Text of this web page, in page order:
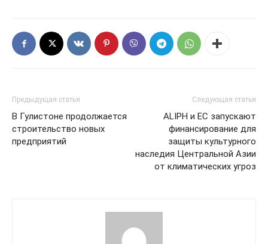
Предыдущая статья
В Гулистоне продолжается
строительство новых
предприятий
Следующая статья
ALIPH и ЕС запускают
финансирование для
защиты культурного
наследия Центральной Азии
от климатических угроз